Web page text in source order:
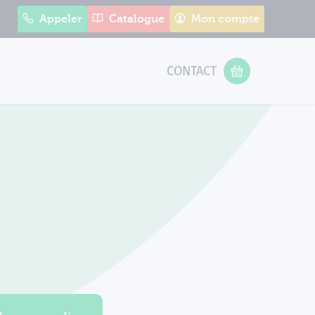
Appeler Catalogue Mon compte
CONTACT
VOTRE PANIER